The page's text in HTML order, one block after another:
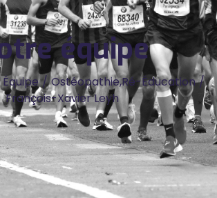
équipe
/ Ostéopathie,Ré-Éducation /
François-Xavier Leyh